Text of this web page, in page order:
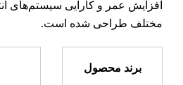
افزایش عمر و کارایی سیستم‌های
مختلف طراحی شده است.
برند محصول